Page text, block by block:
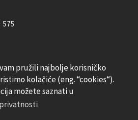
pružili najbolje korisničko
kolačiće (eng. “cookies“).
možete saznati u
575